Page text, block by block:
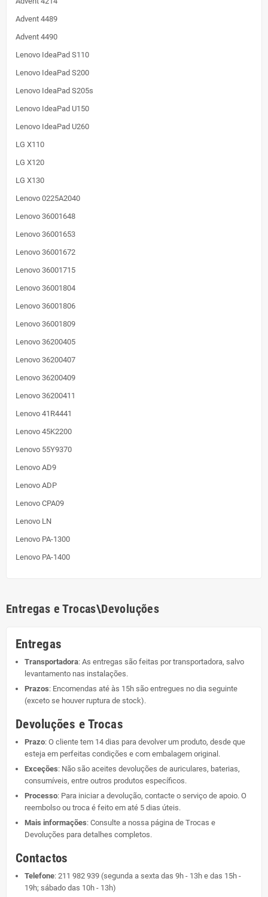
Advent 4489
Advent 4490
Lenovo IdeaPad S110
Lenovo IdeaPad S200
Lenovo IdeaPad S205s
Lenovo IdeaPad U150
Lenovo IdeaPad U260
LG X110
LG X120
LG X130
Lenovo 0225A2040
Lenovo 36001648
Lenovo 36001653
Lenovo 36001672
Lenovo 36001715
Lenovo 36001804
Lenovo 36001806
Lenovo 36001809
Lenovo 36200405
Lenovo 36200407
Lenovo 36200409
Lenovo 36200411
Lenovo 41R4441
Lenovo 45K2200
Lenovo 55Y9370
Lenovo AD9
Lenovo ADP
Lenovo CPA09
Lenovo LN
Lenovo PA-1300
Lenovo PA-1400
Entregas e Trocas\Devoluções
Entregas
Transportadora: As entregas são feitas por transportadora, salvo
levantamento nas instalações.
Prazos: Encomendas até às 15h são entregues no dia seguinte
(exceto se houver ruptura de stock).
Devoluções e Trocas
Prazo: O cliente tem 14 dias para devolver um produto, desde que
esteja em perfeitas condições e com embalagem original.
Exceções: Não são aceites devoluções de auriculares, baterias,
consumíveis, entre outros produtos específicos.
Processo: Para iniciar a devolução, contacte o serviço de apoio. O
reembolso ou troca é feito em até 5 dias úteis.
Mais informações: Consulte a nossa página de Trocas e
Devoluções para detalhes completos.
Contactos
Telefone: 211 982 939 (segunda a sexta das 9h - 13h e das 15h -
19h; sábado das 10h - 13h)